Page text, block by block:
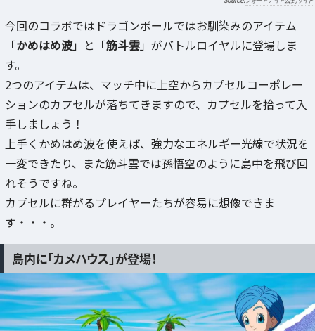
今回のコラボではドラゴンボールではお馴染みのアイテム
「かめはめ波」と「筋斗雲」がバトルロイヤルに登場しま
す。
2つのアイテムは、マッチ中に上空からカプセルコーポレー
ションのカプセルが落ちてきますので、カプセルを拾って入
手しましょう！
上手くかめはめ波を使えば、強力なエネルギー光線で状況を
一変できたり、また筋斗雲では孫悟空のように島中を飛び回
れそうですね。
カプセルに群がるプレイヤーたちが容易に想像できま
す・・・。
島内に「カメハウス」が登場！